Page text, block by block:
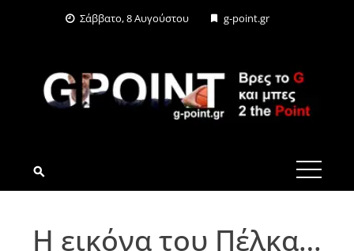
Σάββατο, 8 Αυγούστου g-point.gr
G-POINT.GR
Η εικόνα του Πέλκα…